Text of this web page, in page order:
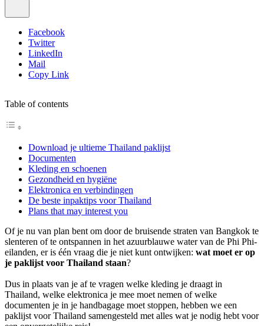
Facebook
Twitter
LinkedIn
Mail
Copy Link
Table of contents
Download je ultieme Thailand paklijst
Documenten
Kleding en schoenen
Gezondheid en hygiëne
Elektronica en verbindingen
De beste inpaktips voor Thailand
Plans that may interest you
Of je nu van plan bent om door de bruisende straten van Bangkok te
slenteren of te ontspannen in het azuurblauwe water van de Phi Phi-
eilanden, er is één vraag die je niet kunt ontwijken: wat moet er op
je paklijst voor Thailand staan?
Dus in plaats van je af te vragen welke kleding je draagt in
Thailand, welke elektronica je mee moet nemen of welke
documenten je in je handbagage moet stoppen, hebben we een
paklijst voor Thailand samengesteld met alles wat je nodig hebt voor